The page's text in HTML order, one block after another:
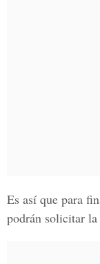
Es así que para
podrán solicitar la